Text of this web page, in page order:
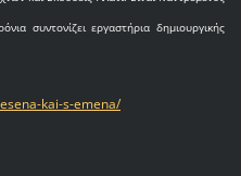
συντονίζει εργαστήρια δημιουργικής
kai-s-emena/